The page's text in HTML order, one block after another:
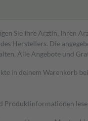
Sie Ihre Ärztin,
Herstellers. Die
Alle Angebote und
in deinem Warenkorb
Produktinformationen